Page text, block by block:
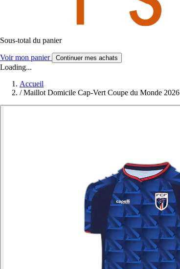
Sous-total du panier
Voir mon panier Continuer mes achats
Loading...
Accueil
/ Maillot Domicile Cap-Vert Coupe du Monde 2026